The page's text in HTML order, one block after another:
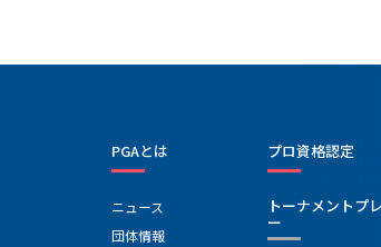
PGAとは
ニュース
団体情報
プロ資格認定
トーナメントプ
ー